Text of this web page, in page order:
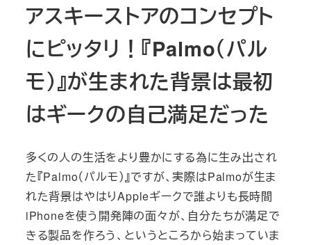
アスキーストアのコンセプト
にピッタリ！『Palmo（パル
モ）』が生まれた背景は最初
はギークの自己満足だった
多くの人の生活をより豊かにする為に生み出され
た『Palmo（パルモ）』ですが、実際はPalmoが生ま
れた背景はやはりAppleギークで誰よりも長時間
iPhoneを使う開発陣の面々が、自分たちが満足で
きる製品を作ろう、というところから始まっていま